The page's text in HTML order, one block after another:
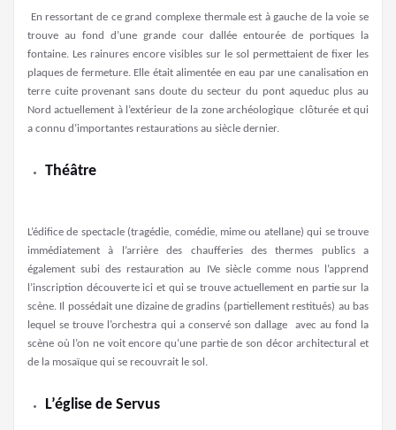
En ressortant de ce grand complexe thermale est à gauche de la voie se
trouve au fond d’une grande cour dallée entourée de portiques la
fontaine. Les rainures encore visibles sur le sol permettaient de fixer les
plaques de fermeture. Elle était alimentée en eau par une canalisation en
terre cuite provenant sans doute du secteur du pont aqueduc plus au
Nord actuellement à l’extérieur de la zone archéologique clôturée et qui
a connu d’importantes restaurations au siècle dernier.
Théâtre
L’édifice de spectacle (tragédie, comédie, mime ou atellane) qui se trouve
immédiatement à l’arrière des chaufferies des thermes publics a
également subi des restauration au IVe siècle comme nous l’apprend
l’inscription découverte ici et qui se trouve actuellement en partie sur la
scène. Il possédait une dizaine de gradins (partiellement restitués) au bas
lequel se trouve l’orchestra qui a conservé son dallage avec au fond la
scène où l’on ne voit encore qu’une partie de son décor architectural et
de la mosaïque qui se recouvrait le sol.
L’église de Servus